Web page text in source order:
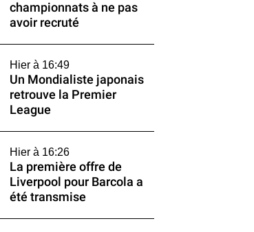
championnats à ne pas
avoir recruté
Hier à 16:49
Un Mondialiste japonais
retrouve la Premier
League
Hier à 16:26
La première offre de
Liverpool pour Barcola a
été transmise